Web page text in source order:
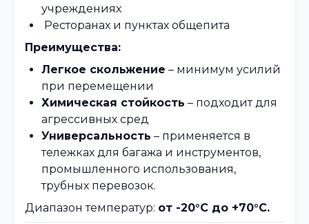
учреждениях
Ресторанах и пунктах общепита
Преимущества:
Легкое скольжение – минимум усилий
при перемещении
Химическая стойкость – подходит для
агрессивных сред
Универсальность – применяется в
тележках для багажа и инструментов,
промышленного использования,
трубных перевозок.
Диапазон температур: от -20°C до +70°C.